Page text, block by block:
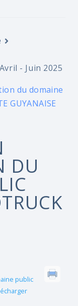
- Juin 2025
du domaine
GUYANAISE
DU
public